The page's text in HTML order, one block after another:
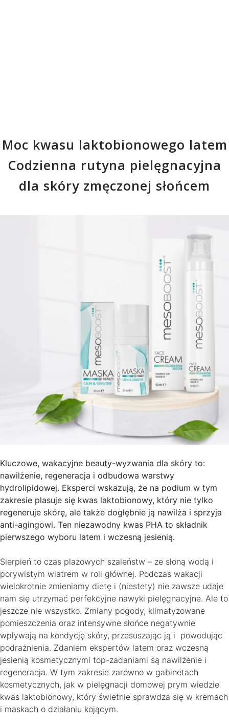
Moc kwasu laktobionowego latem
Codzienna rutyna pielęgnacyjna
dla skóry zmęczonej słońcem
Kluczowe, wakacyjne beauty-wyzwania dla skóry to:
nawilżenie, regeneracja i odbudowa warstwy
hydrolipidowej. Eksperci wskazują, że na podium w tym
zakresie plasuje się kwas laktobionowy, który nie tylko
regeneruje skórę, ale także dogłębnie ją nawilża i sprzyja
anti-agingowi. Ten niezawodny kwas PHA to składnik
pierwszego wyboru latem i wczesną jesienią.
Sierpień to czas plażowych szaleństw – ze słoną wodą i
porywistym wiatrem w roli głównej. Podczas wakacji
wielokrotnie zmieniamy dietę i (niestety) nie zawsze udaje
nam się utrzymać perfekcyjne nawyki pielęgnacyjne. Ale to
jeszcze nie wszystko. Zmiany pogody, klimatyzowane
pomieszczenia oraz intensywne słońce negatywnie
wpływają na kondycję skóry, przesuszając ją i powodując
podrażnienia. Zdaniem ekspertów latem oraz wczesną
jesienią kosmetycznymi top-zadaniami są nawilżenie i
regeneracja. W tym zakresie zarówno w gabinetach
kosmetycznych, jak w pielęgnacji domowej prym wiedzie
kwas laktobionowy, który świetnie sprawdza się w kremach
i maskach o działaniu kojącym.